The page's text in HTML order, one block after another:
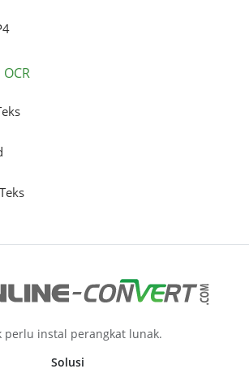
perlu instal perangkat lunak.
Solusi